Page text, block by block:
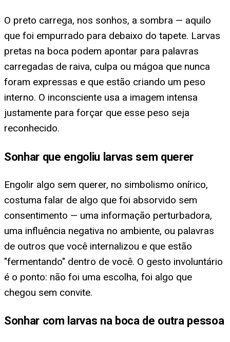
O preto carrega, nos sonhos, a sombra — aquilo
que foi empurrado para debaixo do tapete. Larvas
pretas na boca podem apontar para palavras
carregadas de raiva, culpa ou mágoa que nunca
foram expressas e que estão criando um peso
interno. O inconsciente usa a imagem intensa
justamente para forçar que esse peso seja
reconhecido.
Sonhar que engoliu larvas sem querer
Engolir algo sem querer, no simbolismo onírico,
costuma falar de algo que foi absorvido sem
consentimento — uma informação perturbadora,
uma influência negativa no ambiente, ou palavras
de outros que você internalizou e que estão
"fermentando" dentro de você. O gesto involuntário
é o ponto: não foi uma escolha, foi algo que
chegou sem convite.
Sonhar com larvas na boca de outra pessoa